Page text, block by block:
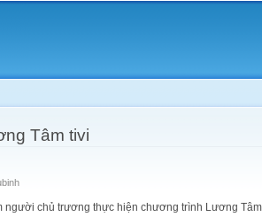
Tâm tivi
chủ trương thực hiện chương trình Lương